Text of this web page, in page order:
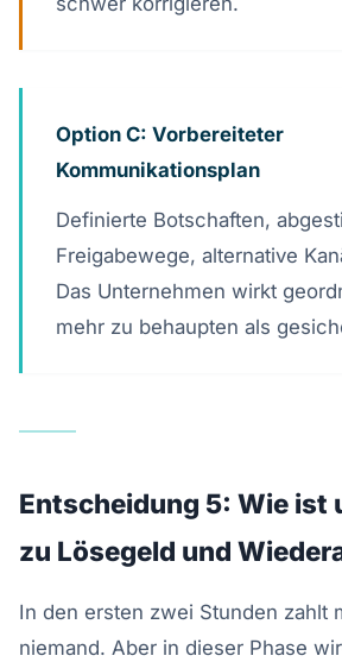
Option C: Vorbereiteter
Kommunikationsplan
Definierte Botschaften,
Freigabewege, alternative
Das Unternehmen wirkt
mehr zu behaupten als
Entscheidung 5: Wie ist
zu Lösegeld und
In den ersten zwei Stunden zahlt
niemand. Aber in dieser Phase